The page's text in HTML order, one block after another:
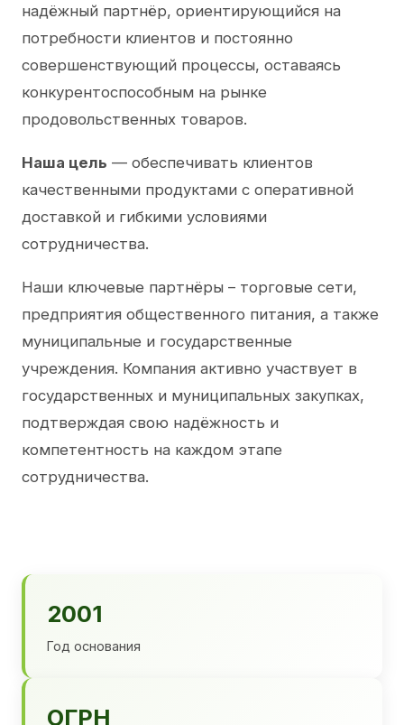
надёжный партнёр, ориентирующийся на
потребности клиентов и постоянно
совершенствующий процессы, оставаясь
конкурентоспособным на рынке
продовольственных товаров.
Наша цель — обеспечивать клиентов
качественными продуктами с оперативной
доставкой и гибкими условиями
сотрудничества.
Наши ключевые партнёры – торговые сети,
предприятия общественного питания, а также
муниципальные и государственные
учреждения. Компания активно участвует в
государственных и муниципальных закупках,
подтверждая свою надёжность и
компетентность на каждом этапе
сотрудничества.
2001
Год основания
ОГРН